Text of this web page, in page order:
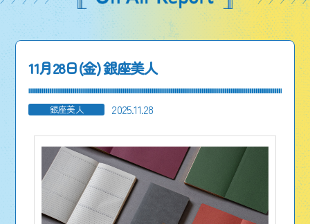
11月28日(金) 銀座美人
銀座美人 2025.11.28